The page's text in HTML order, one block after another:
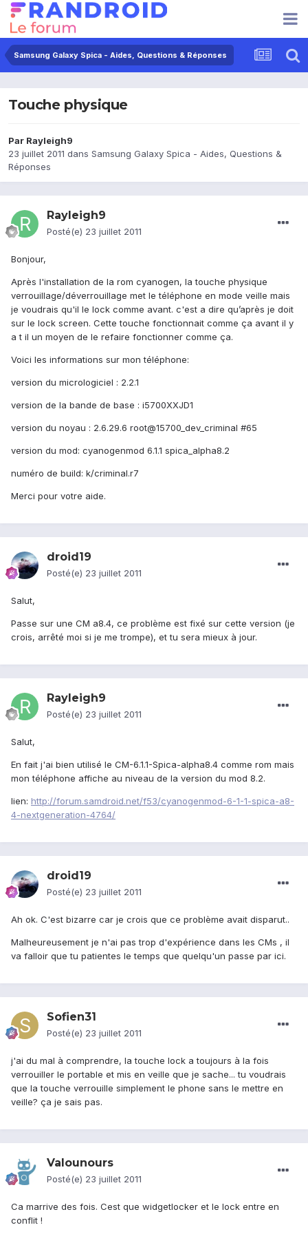
Samsung Galaxy Spica - Aides, Questions & Réponses
Touche physique
Par Rayleigh9
23 juillet 2011 dans Samsung Galaxy Spica - Aides, Questions &
Réponses
Rayleigh9
Posté(e) 23 juillet 2011
Bonjour,
Après l'installation de la rom cyanogen, la touche physique
verrouillage/déverrouillage met le téléphone en mode veille mais
je voudrais qu'il le lock comme avant. c'est a dire qu’après je doit
sur le lock screen. Cette touche fonctionnait comme ça avant il y
a t il un moyen de le refaire fonctionner comme ça.
Voici les informations sur mon téléphone:
version du micrologiciel : 2.2.1
version de la bande de base : i5700XXJD1
version du noyau : 2.6.29.6 root@15700_dev_criminal #65
version du mod: cyanogenmod 6.1.1 spica_alpha8.2
numéro de build: k/criminal.r7
Merci pour votre aide.
droid19
Posté(e) 23 juillet 2011
Salut,
Passe sur une CM a8.4, ce problème est fixé sur cette version (je
crois, arrêté moi si je me trompe), et tu sera mieux à jour.
Rayleigh9
Posté(e) 23 juillet 2011
Salut,
En fait j'ai bien utilisé le CM-6.1.1-Spica-alpha8.4 comme rom mais
mon téléphone affiche au niveau de la version du mod 8.2.
lien: http://forum.samdroid.net/f53/cyanogenmod-6-1-1-spica-a8-
4-nextgeneration-4764/
droid19
Posté(e) 23 juillet 2011
Ah ok. C'est bizarre car je crois que ce problème avait disparut..
Malheureusement je n'ai pas trop d'expérience dans les CMs , il
va falloir que tu patientes le temps que quelqu'un passe par ici.
Sofien31
Posté(e) 23 juillet 2011
j'ai du mal à comprendre, la touche lock a toujours à la fois
verrouiller le portable et mis en veille que je sache... tu voudrais
que la touche verrouille simplement le phone sans le mettre en
veille? ça je sais pas.
Valounours
Posté(e) 23 juillet 2011
Ca marrive des fois. Cest que widgetlocker et le lock entre en
conflit !